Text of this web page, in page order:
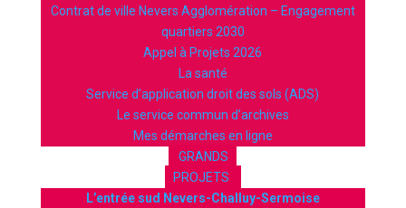
Contrat de ville Nevers Agglomération – Engagement
quartiers 2030
Appel à Projets 2026
La santé
Service d’application droit des sols (ADS)
Le service commun d’archives
Mes démarches en ligne
GRANDS
PROJETS
L’entrée sud Nevers-Challuy-Sermoise